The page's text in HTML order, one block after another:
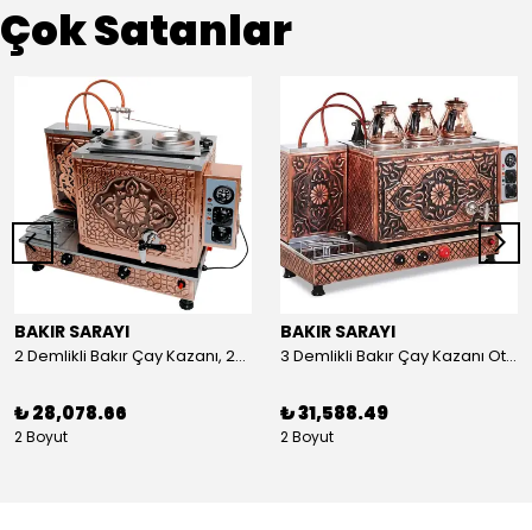
Çok Satanlar
BAKIR SARAYI
2 Demlikli Bakır Çay Kazanı, 25 Litre
₺ 28,078.66
2 Boyut
BAKIR SARAYI
3 Demlikli Bakır Çay Kazanı Otomatik, 30 Litre
₺ 31,588.49
2 Boyut